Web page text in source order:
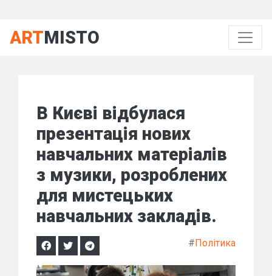
ARTMISTO
В Києві відбулася
презентація нових
навчальних матеріалів
з музики, розроблених
для мистецьких
навчальних закладів.
#Політика